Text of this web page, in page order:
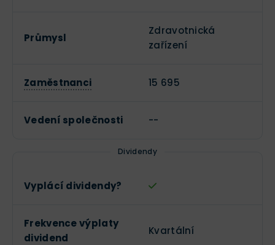
Průmysl
Zdravotnická
zařízení
Zaměstnanci 15 695
Vedení společnosti --
Dividendy
Vyplácí dividendy?
Frekvence výplaty
dividend
Kvartální